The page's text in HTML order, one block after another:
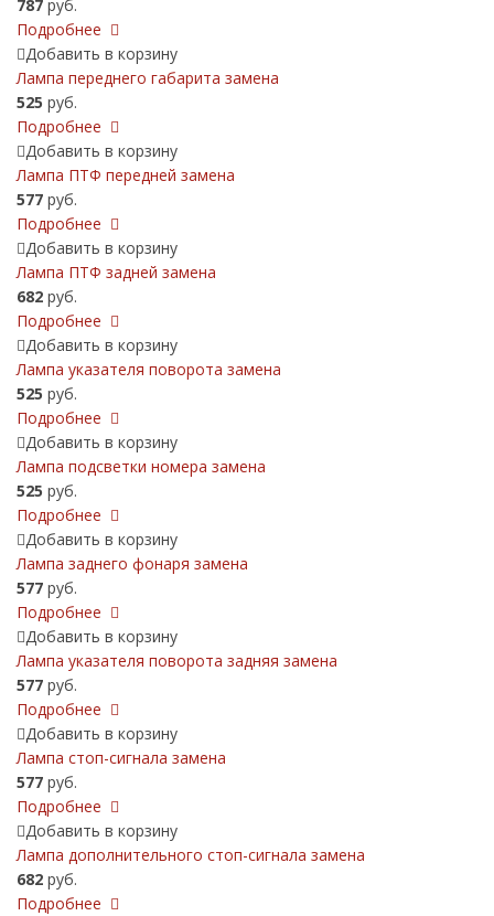
787 руб.
Подробнее
Добавить в корзину
Лампа переднего габарита замена
525 руб.
Подробнее
Добавить в корзину
Лампа ПТФ передней замена
577 руб.
Подробнее
Добавить в корзину
Лампа ПТФ задней замена
682 руб.
Подробнее
Добавить в корзину
Лампа указателя поворота замена
525 руб.
Подробнее
Добавить в корзину
Лампа подсветки номера замена
525 руб.
Подробнее
Добавить в корзину
Лампа заднего фонаря замена
577 руб.
Подробнее
Добавить в корзину
Лампа указателя поворота задняя замена
577 руб.
Подробнее
Добавить в корзину
Лампа стоп-сигнала замена
577 руб.
Подробнее
Добавить в корзину
Лампа дополнительного стоп-сигнала замена
682 руб.
Подробнее